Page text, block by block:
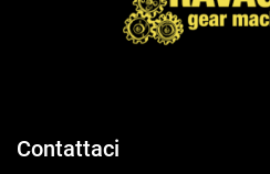
Contattaci